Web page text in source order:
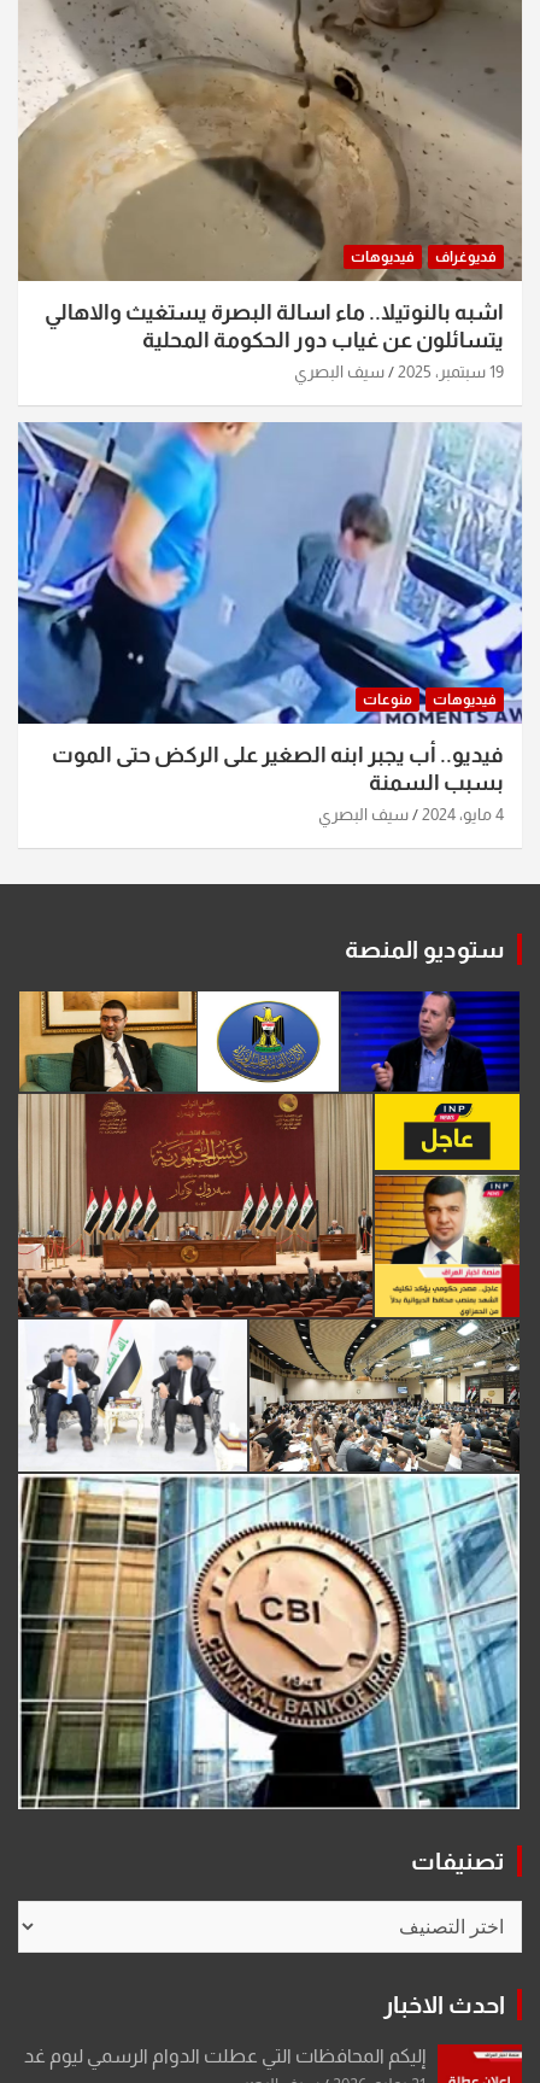
فديوغراف فيديوهات
اشبه بالنوتيلا.. ماء اسالة البصرة يستغيث والاهالي
يتسائلون عن غياب دور الحكومة المحلية
19 سبتمبر، 2025 سيف البصري
فيديوهات منوعات
فيديو.. أب يجبر ابنه الصغير على الركض حتى الموت
بسبب السمنة
4 مايو، 2024 سيف البصري
ستوديو المنصة
تصنيفات
احدث الاخبار
إليكم المحافظات التي عطلت الدوام الرسمي ليوم غد